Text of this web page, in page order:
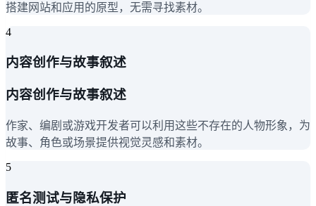
搭建网站和应用的原型，无需寻找素材。
4
内容创作与故事叙述
内容创作与故事叙述
作家、编剧或游戏开发者可以利用这些不存在的人物形象，为
故事、角色或场景提供视觉灵感和素材。
5
匿名测试与隐私保护